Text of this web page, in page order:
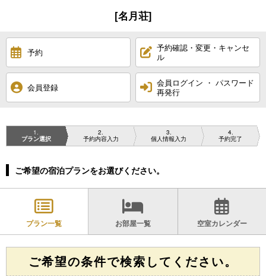
[名月荘]
予約
予約確認・変更・キャンセ
ル
会員登録
会員ログイン ・ パスワード
再発行
1
プラン選択
2
予約内容入力
3
個人情報入力
4
予約完了
ご希望の宿泊プランをお選びください。
プラン一覧 お部屋一覧 空室カレンダー
ご希望の条件で検索してください。